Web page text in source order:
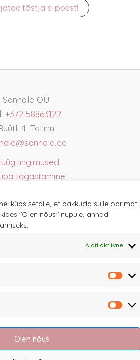
küpsisefaile, et pakkuda sulle parimat
"Olen nõus" nupule, annad
Alati aktiivne
Olen nõus
tõstja e-poest!
Sannale OÜ
+372 58863122
4, Tallinn
tagastamine
Edasimüüjad